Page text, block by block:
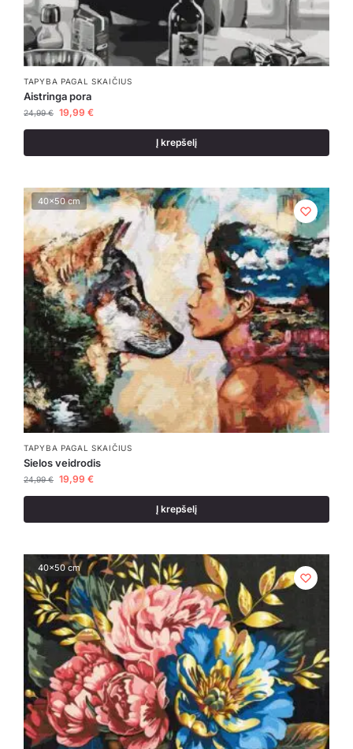
TAPYBA PAGAL SKAIČIUS
Aistringa pora
24,99€ 19,99 €
Į krepšelį
40x50 cm
TAPYBA PAGAL SKAIČIUS
Sielos veidrodis
24,99€ 19,99 €
Į krepšelį
40x50 cm